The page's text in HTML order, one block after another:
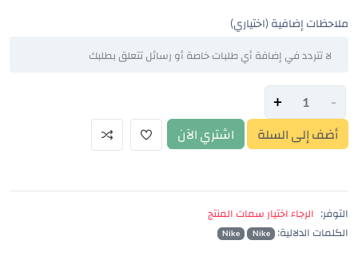
ملاحظات إضافية (اختياري)
-
+
أضف إلى السلة اشتري الآن
التوفر:
الرجاء اختيار سمات المنتج
الكلمات الدلالية:
Nike
Nike